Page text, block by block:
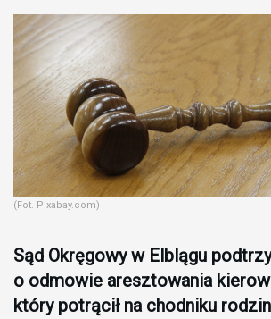
(Fot. Pixabay.com)
Sąd Okręgowy w Elblągu
o odmowie aresztowania
który potrącił na chodniku